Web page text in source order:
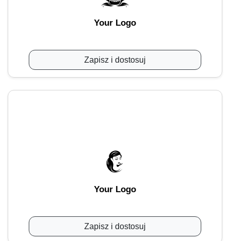
Your Logo
Zapisz i dostosuj
Your Logo
Zapisz i dostosuj